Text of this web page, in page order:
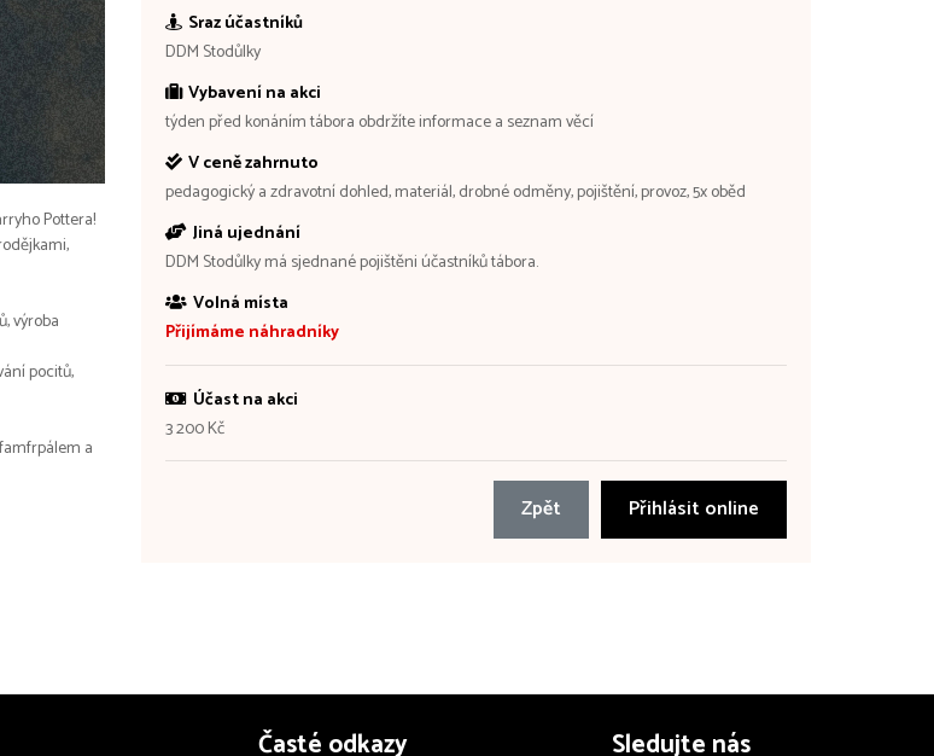
Pottera!
výroba
pocitů,
a
Sraz účastníků
DDM Stodůlky
Vybavení na akci
týden před konáním tábora obdržíte informace a seznam věcí
V ceně zahrnuto
pedagogický a zdravotní dohled, materiál, drobné odměny, pojištění, provoz, 5x oběd
Jiná ujednání
DDM Stodůlky má sjednané pojištěni účastníků tábora.
Volná místa
Přijímáme náhradníky
Účast na akci
3 200 Kč
Přihlásit online
Zpět
Časté odkazy Sledujte nás